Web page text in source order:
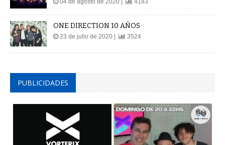
04 de agosto de 2020 | 4183
ONE DIRECTION 10 AÑOS
23 de julio de 2020 | 3524
PUBLICIDADES